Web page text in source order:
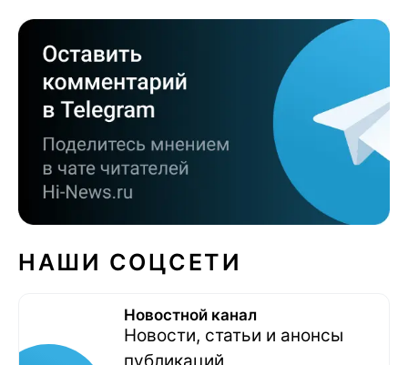
НАШИ СОЦСЕТИ
Новостной канал
Новости, статьи и анонсы
публикаций